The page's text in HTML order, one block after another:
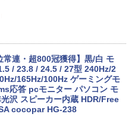
モリ:4GB/8GB/16GB/SSD:12
512GB/1TB/Wi-fi/15.6型/Of
USB3.0/中古PC 中古ノートパ
Windows10
常連・超800冠獲得】黒/白 モ
/ 23.8 / 24.5 / 27型 240Hz/2
165Hz/100Hz ゲーミングモ
応答 pcモニター パソコン モ
沢 スピーカー内蔵 HDR/Free
cocopar HG-238